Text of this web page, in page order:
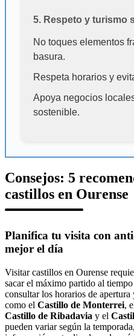
5. Respeto y turismo
No toques elementos
basura.
Respeta horarios y
Apoya negocios
sostenible.
Consejos: 5
castillos en Ourense
Planifica tu visita con
mejor el día
Visitar castillos en Ourense
sacar el máximo partido al
consultar los horarios de
como el Castillo de Monterrei,
Castillo de Ribadavia y el
pueden variar según la